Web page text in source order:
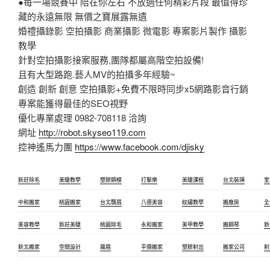
藏的永遠無限 無價之寶展露無遺
婚禮攝錄影 空拍攝影 商業攝影 微電影 專案影片製作 攝影
教學
針對空拍攝影接案服務,團隊都屬高階空拍設備!
且有大型路跑.藝人MV的拍攝多年經驗~
創造 創新 創意 空拍攝影+免費不限時同步x5網路影音行銷
專案能獲得最佳的SEO視野
優化專業處理 0982-708118 洽詢
網址 http://robot.skyseo119.com
控神遙馬力團 https://www.facebook.com/djisky
新莊除毛 美睫教學 塑膠鋼模 打擊樂 美睫課程 台北裝璜
中和搬家 桃園搬家 台北飄眉 八德美容 紋繡教學 搬廠房
美容教學 新莊美睫 桃園除毛 永和搬家 美甲教學 搬鋼琴
新北搬家 空間設計 霧眉 平價搬家 塑膠射出 搬家公司